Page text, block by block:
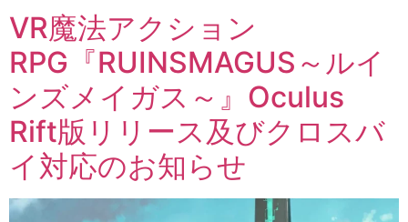
VR魔法アクション
RPG『RUINSMAGUS～ルイ
ンズメイガス～』Oculus
Rift版リリース及びクロスバ
イ対応のお知らせ